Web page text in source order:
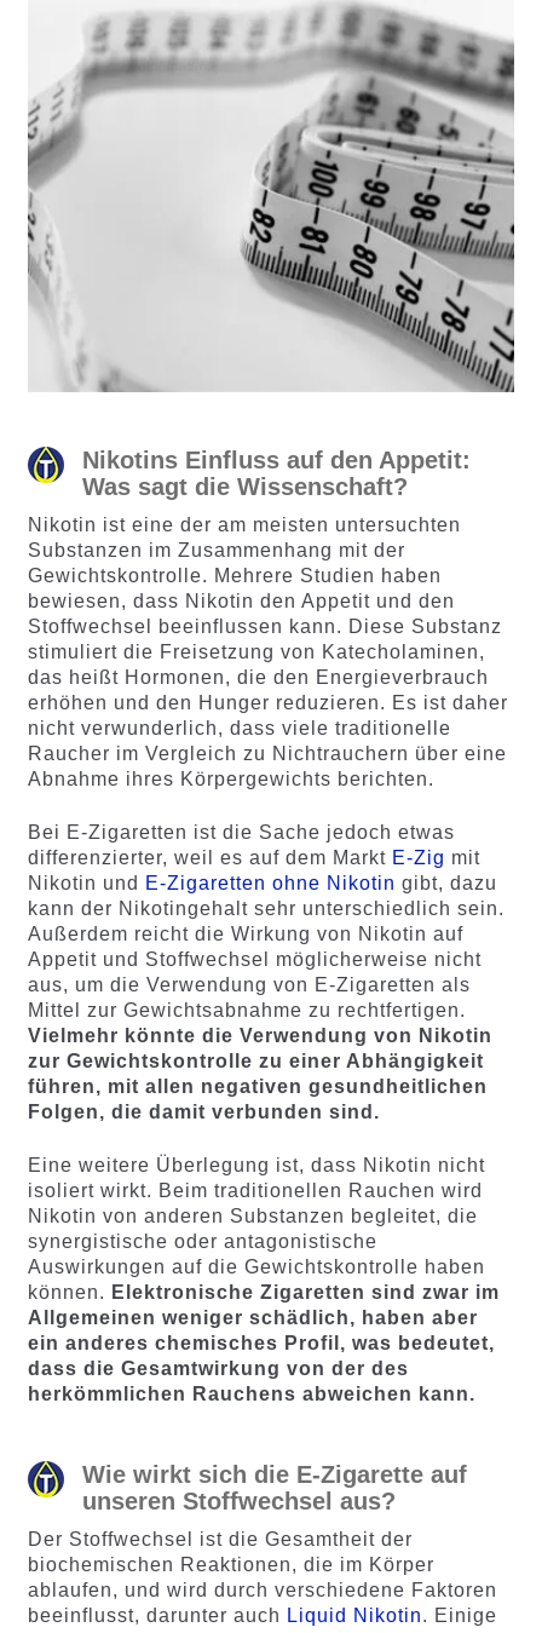
Nikotins Einfluss auf den Appetit:
Was sagt die Wissenschaft?
Nikotin ist eine der am meisten untersuchten
Substanzen im Zusammenhang mit der
Gewichtskontrolle. Mehrere Studien haben
bewiesen, dass Nikotin den Appetit und den
Stoffwechsel beeinflussen kann. Diese Substanz
stimuliert die Freisetzung von Katecholaminen,
das heißt Hormonen, die den Energieverbrauch
erhöhen und den Hunger reduzieren. Es ist daher
nicht verwunderlich, dass viele traditionelle
Raucher im Vergleich zu Nichtrauchern über eine
Abnahme ihres Körpergewichts berichten.
Bei E-Zigaretten ist die Sache jedoch etwas
differenzierter, weil es auf dem Markt E-Zig mit
Nikotin und E-Zigaretten ohne Nikotin gibt, dazu
kann der Nikotingehalt sehr unterschiedlich sein.
Außerdem reicht die Wirkung von Nikotin auf
Appetit und Stoffwechsel möglicherweise nicht
aus, um die Verwendung von E-Zigaretten als
Mittel zur Gewichtsabnahme zu rechtfertigen.
Vielmehr könnte die Verwendung von Nikotin
zur Gewichtskontrolle zu einer Abhängigkeit
führen, mit allen negativen gesundheitlichen
Folgen, die damit verbunden sind.
Eine weitere Überlegung ist, dass Nikotin nicht
isoliert wirkt. Beim traditionellen Rauchen wird
Nikotin von anderen Substanzen begleitet, die
synergistische oder antagonistische
Auswirkungen auf die Gewichtskontrolle haben
können. Elektronische Zigaretten sind zwar im
Allgemeinen weniger schädlich, haben aber
ein anderes chemisches Profil, was bedeutet,
dass die Gesamtwirkung von der des
herkömmlichen Rauchens abweichen kann.
Wie wirkt sich die E-Zigarette auf
unseren Stoffwechsel aus?
Der Stoffwechsel ist die Gesamtheit der
biochemischen Reaktionen, die im Körper
ablaufen, und wird durch verschiedene Faktoren
beeinflusst, darunter auch Liquid Nikotin. Einige